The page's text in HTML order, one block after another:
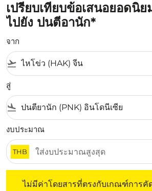
เปรียบเทียบข้อเสนอยอดนิ
ไปยัง ปนตีอานัก*
จาก
flight_takeoff
สู่
flight_land
งบประมาณ
THB
ไม่มีค่าโดยสารที่ตรงกับเกณฑ์การ